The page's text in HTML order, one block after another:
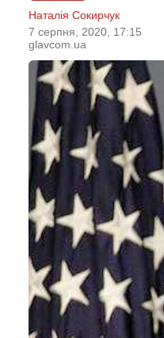
Наталія Сокирчук
7 серпня, 2020, 17:15
glavcom.ua